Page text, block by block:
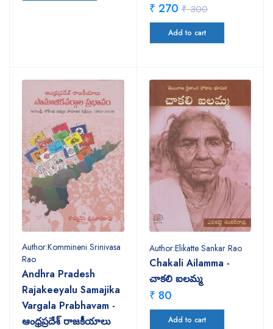
₹ 270 ₹ 300
Add to cart
Author:Kommineni Srinivasa
Rao
Andhra Pradesh
Rajakeeyalu Samajika
Vargala Prabhavam -
ఆంధ్రప్రదేశ్ రాజకీయాలు
Author:Elikatte Sankar Rao
Chakali Ailamma -
చాకలి ఐలమ్మ
₹ 80
Add to cart